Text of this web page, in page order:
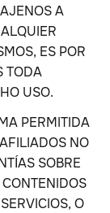
A
ES POR
TODA
USO.
PERMITIDA
NO
SOBRE
O